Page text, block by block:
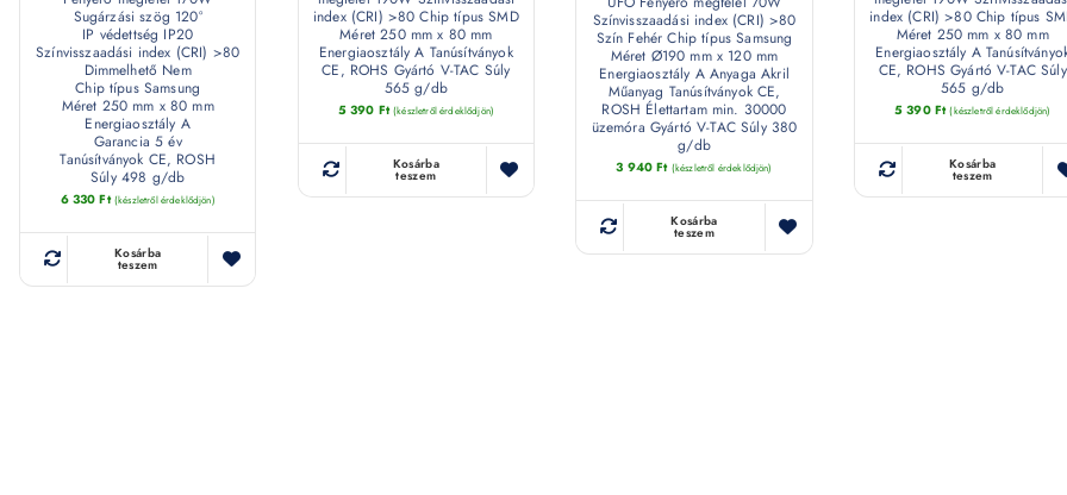
Sugárzási szög 120°
IP védettség IP20
Színvisszaadási index (CRI) >80
Dimmelhető Nem
Chip típus Samsung
Méret 250 mm x 80 mm
Energiaosztály A
Garancia 5 év
Tanúsítványok CE, ROSH
Súly 498 g/db
6 330Ft (készletről érdeklődjön)
Kosárba
teszem
index (CRI) >80 Chip típus SMD
Méret 250 mm x 80 mm
Energiaosztály A Tanúsítványok
CE, ROHS Gyártó V-TAC Súly
565 g/db
5 390 Ft (készletről érdeklődjön)
Kosárba
teszem
Színvisszaadási index (CRI) >80
Szín Fehér Chip típus Samsung
Méret Ø190 mm x 120 mm
Energiaosztály A Anyaga Akril
Műanyag Tanúsítványok CE,
ROSH Élettartam min. 30000
üzemóra Gyártó V-TAC Súly 380
g/db
3 940Ft (készletről érdeklődjön)
Kosárba
teszem
index (CRI) >80 Chip típus
Méret 250 mm x 80 mm
Energiaosztály A
CE, ROHS Gyártó V-TAC Súly
565 g/db
5 390 Ft (készletről érdeklődjön)
Kosárba
teszem